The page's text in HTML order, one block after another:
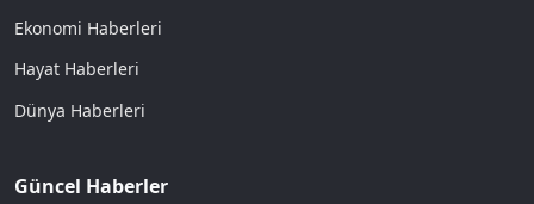
Ekonomi Haberleri
Hayat Haberleri
Dünya Haberleri
Güncel Haberler